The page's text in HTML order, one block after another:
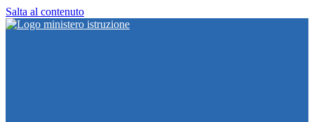
Salta al contenuto